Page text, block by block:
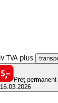
TVA plus
Preț permanent
16.03.2026